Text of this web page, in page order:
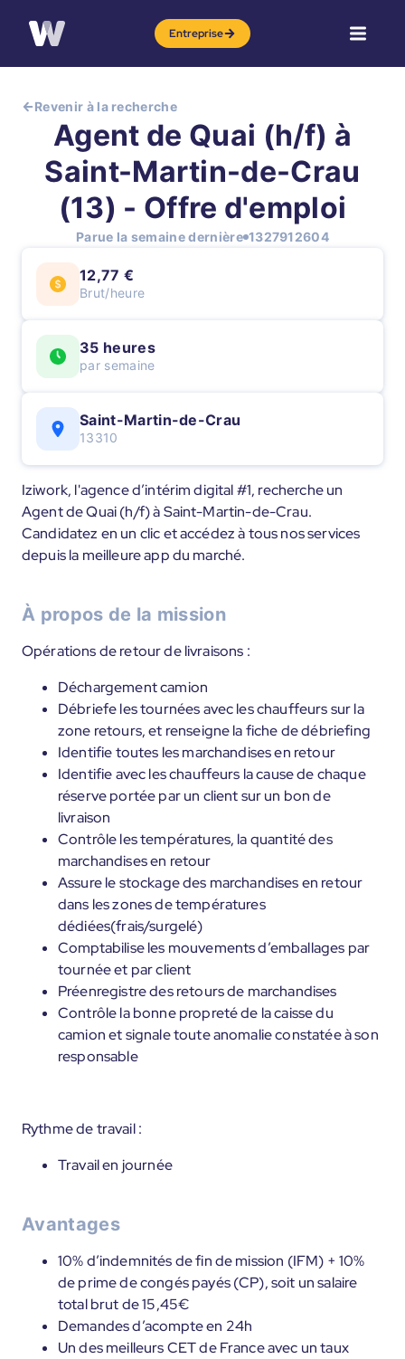
Entreprise
Revenir à la recherche
Agent de Quai (h/f) à
Saint-Martin-de-Crau
(13) - Offre d'emploi
Parue la semaine dernière 1327912604
12,77 €
Brut/heure
35 heures
par semaine
Saint-Martin-de-Crau
13310
Iziwork, l'agence d’intérim digital #1, recherche un
Agent de Quai (h/f) à Saint-Martin-de-Crau.
Candidatez en un clic et accédez à tous nos services
depuis la meilleure app du marché.
À propos de la mission
Opérations de retour de livraisons :
Déchargement camion
Débriefe les tournées avec les chauffeurs sur la
zone retours, et renseigne la fiche de débriefing
Identifie toutes les marchandises en retour
Identifie avec les chauffeurs la cause de chaque
réserve portée par un client sur un bon de
livraison
Contrôle les températures, la quantité des
marchandises en retour
Assure le stockage des marchandises en retour
dans les zones de températures
dédiées(frais/surgelé)
Comptabilise les mouvements d’emballages par
tournée et par client
Préenregistre des retours de marchandises
Contrôle la bonne propreté de la caisse du
camion et signale toute anomalie constatée à son
responsable
Rythme de travail :
Travail en journée
Avantages
10% d’indemnités de fin de mission (IFM) + 10%
de prime de congés payés (CP), soit un salaire
total brut de 15,45€
Demandes d’acompte en 24h
Un des meilleurs CET de France avec un taux